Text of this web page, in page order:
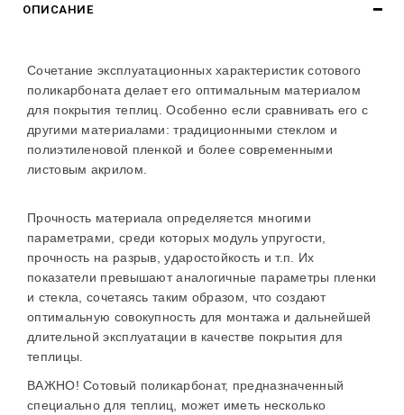
ОПИСАНИЕ
Сочетание эксплуатационных характеристик сотового
поликарбоната делает его оптимальным материалом
для покрытия теплиц. Особенно если сравнивать его с
другими материалами: традиционными стеклом и
полиэтиленовой пленкой и более современными
листовым акрилом.
Прочность материала определяется многими
параметрами, среди которых модуль упругости,
прочность на разрыв, ударостойкость и т.п. Их
показатели превышают аналогичные параметры пленки
и стекла, сочетаясь таким образом, что создают
оптимальную совокупность для монтажа и дальнейшей
длительной эксплуатации в качестве покрытия для
теплицы.
ВАЖНО! Сотовый поликарбонат, предназначенный
специально для теплиц, может иметь несколько